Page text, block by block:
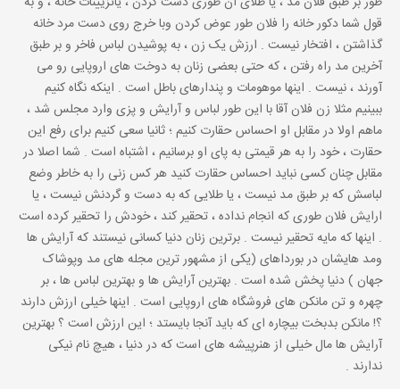
قول شما دکور خانه را فلان طور عوض کردن وبا خرج روی دست مرد خانه
گذاشتن ، افتخار نیست . ارزش یک زن ، به پوشیدن لباس فاخر و بر طبق
آخرین مد راه رفتن ، که حتی بعضی زنان به دوخت های اروپایی رو می
آورند ، نیست . اینها موهومات و پندارهای باطل است . اینکه نگاه کنیم
ببینیم مثلا زن فلان آقا با این طور لباس و آرایش و پزی وارد مجلس شد ،
ماهم اولا در مقابل او احساس حقارت کنیم ؛ ثانیا سعی کنیم برای رفع این
حقارت ، خود را به هر قیمتی به پای او برسانیم ، اشتباه است . شما اصلا در
مقابل چنان کسی نباید احساس حقارت کنید هر کس زنی را به خاطر وضع
لباسش که بر طبق مد نیست ، یا طلایی که به دست و گردنش نیست ، یا
ارایش فلان طوری که انجام نداده ، تحقیر کند ، خودش را تحقیر کرده است
. اینها که مایه تحقیر نیست . برترین زنان دنیا کسانی نیستند که آرایش ها
ومد هایشان در بورداهای (یکی از مشهور ترین مجله های مد وپوشاک
جهان ) دنیا پخش شده است . بهترین آرایش ها و بهترین لباس ها ، بر
چهره و تن مانکن های فروشگاه های اروپایی است . اینها خیلی ارزش دارند
؟! مانکن بدبخت بیچاره ای که باید آنجا بایستد ؛ این ارزش است ؟ بهترین
آرایش ها مال خیلی از هنرپیشه های است که در دنیا ، هیچ نام نیکی
ندارند .